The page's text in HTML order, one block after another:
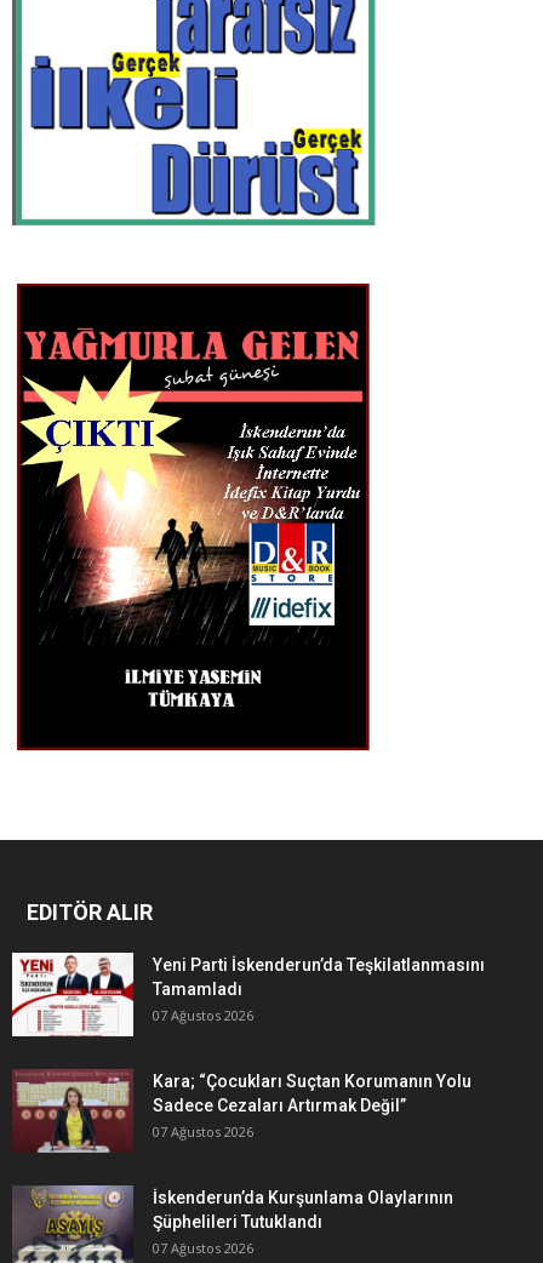
EDITÖR ALIR
Yeni Parti İskenderun’da Teşkilatlanmasını
Tamamladı
07 Ağustos 2026
Kara; “Çocukları Suçtan Korumanın Yolu
Sadece Cezaları Artırmak Değil”
07 Ağustos 2026
İskenderun’da Kurşunlama Olaylarının
Şüphelileri Tutuklandı
07 Ağustos 2026